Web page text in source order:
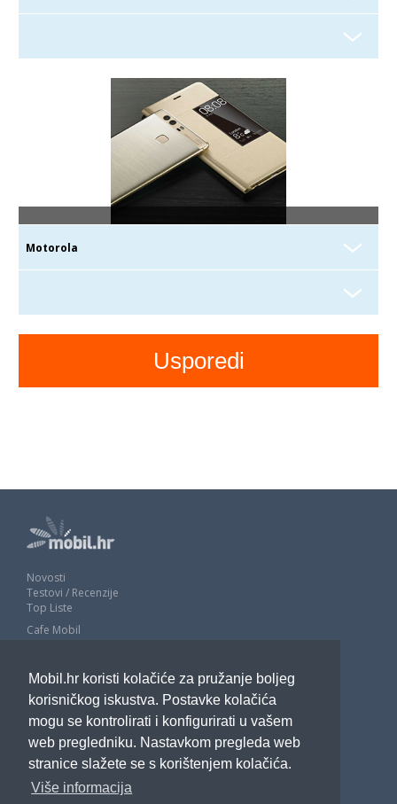
Mobil.hr koristi kolačiće za pružanje boljeg
korisničkog iskustva. Postavke kolačića
mogu se kontrolirati i konfigurirati u vašem
web pregledniku. Nastavkom pregleda web
stranice slažete se s korištenjem kolačića.
Više informacija
Novosti
Testovi / Recenzije
Top Liste
Cafe Mobil
Impressum
Marketing
Pravne odredbe
Izjava o privatnosti
POTRAŽITE NAS